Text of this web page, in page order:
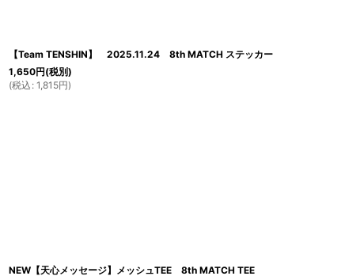
【Team TENSHIN】 2025.11.24 8th MATCH ステッカー
1,650円(税別)
(税込 : 1,815円)
NEW【天心メッセージ】メッシュTEE 8th MATCH TEE